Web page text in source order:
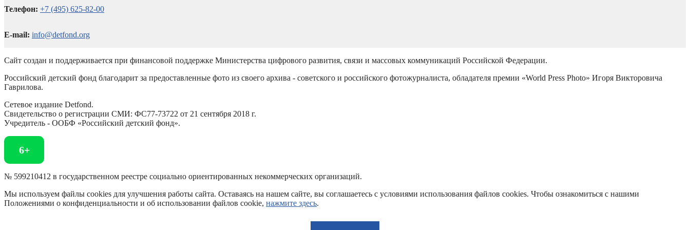
Телефон: +7 (495) 625-82-00
E-mail: info@detfond.org
Сайт создан и поддерживается при финансовой поддержке Министерства цифрового развития, связи и массовых коммуникаций Российской Федерации.
Российский детский фонд благодарит за предоставленные фото из своего архива - советского и российского фотожурналиста, обладателя премии «World Press Photo» Игоря Викторовича
Гаврилова.
Сетевое издание Detfond.
Свидетельство о регистрации СМИ: ФС77-73722 от 21 сентября 2018 г.
Учредитель - ООБФ «Российский детский фонд».
6+
№ 599210412 в государственном реестре социально ориентированных некоммерческих организаций.
Мы используем файлы cookies для улучшения работы сайта. Оставаясь на нашем сайте, вы соглашаетесь с условиями использования файлов cookies. Чтобы ознакомиться с нашими
Положениями о конфиденциальности и об использовании файлов cookie, нажмите здесь.